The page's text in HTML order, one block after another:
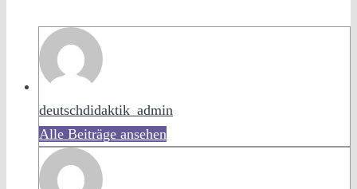
deutschdidaktik_admin
Alle Beiträge ansehen